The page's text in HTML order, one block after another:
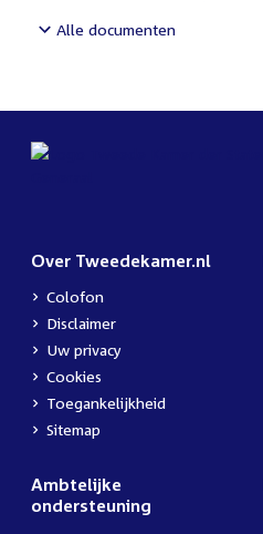
Alle documenten
Over Tweedekamer.nl
Colofon
Disclaimer
Uw privacy
Cookies
Toegankelijkheid
Sitemap
Ambtelijke
ondersteuning